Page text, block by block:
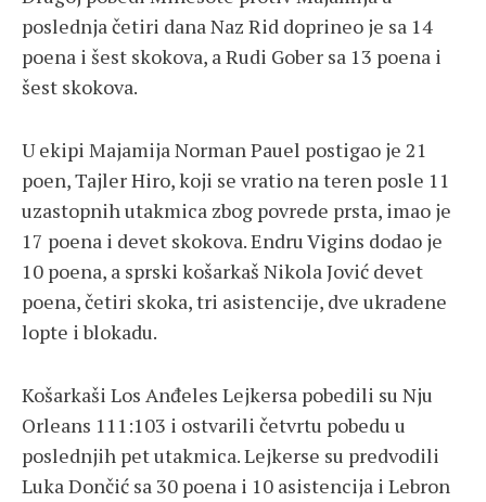
poslednja četiri dana Naz Rid doprineo je sa 14
poena i šest skokova, a Rudi Gober sa 13 poena i
šest skokova.
U ekipi Majamija Norman Pauel postigao je 21
poen, Tajler Hiro, koji se vratio na teren posle 11
uzastopnih utakmica zbog povrede prsta, imao je
17 poena i devet skokova. Endru Vigins dodao je
10 poena, a sprski košarkaš Nikola Jović devet
poena, četiri skoka, tri asistencije, dve ukradene
lopte i blokadu.
Košarkaši Los Anđeles Lejkersa pobedili su Nju
Orleans 111:103 i ostvarili četvrtu pobedu u
poslednjih pet utakmica. Lejkerse su predvodili
Luka Dončić sa 30 poena i 10 asistencija i Lebron